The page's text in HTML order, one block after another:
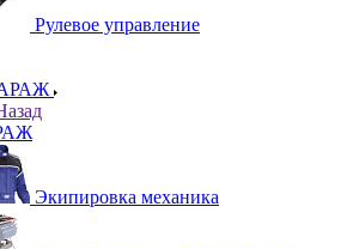
Рулевое управление
Экипировка механика